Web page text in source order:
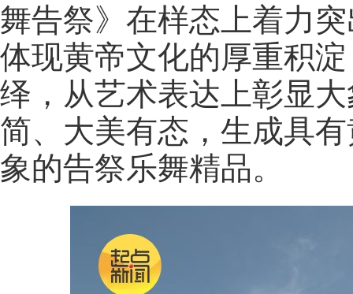
舞告祭》在样态上着力
体现黄帝文化的厚重积
绎，从艺术表达上彰显
简、大美有态，生成具
象的告祭乐舞精品。